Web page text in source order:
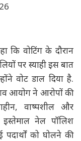
कि वोटिंग के दौरान
पर स्याही इस बात
वोट डाल दिया है.
आयोग ने आरोपों की
वाष्पशील और
नेल पॉलिश
को घोलने की